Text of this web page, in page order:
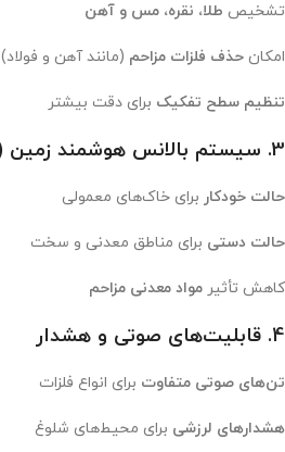
تشخیص طلا، نقره، مس و آهن
امکان حذف فلزات مزاحم (مانند آهن و فولاد)
تنظیم سطح تفکیک برای دقت بیشتر
3. سیستم بالانس هوشمند زمین (Ground Balance)
حالت خودکار برای خاک‌های معمولی
حالت دستی برای مناطق معدنی و سخت
کاهش تأثیر مواد معدنی مزاحم
4. قابلیت‌های صوتی و هشدار
تن‌های صوتی متفاوت برای انواع فلزات
هشدارهای لرزشی برای محیط‌های شلوغ